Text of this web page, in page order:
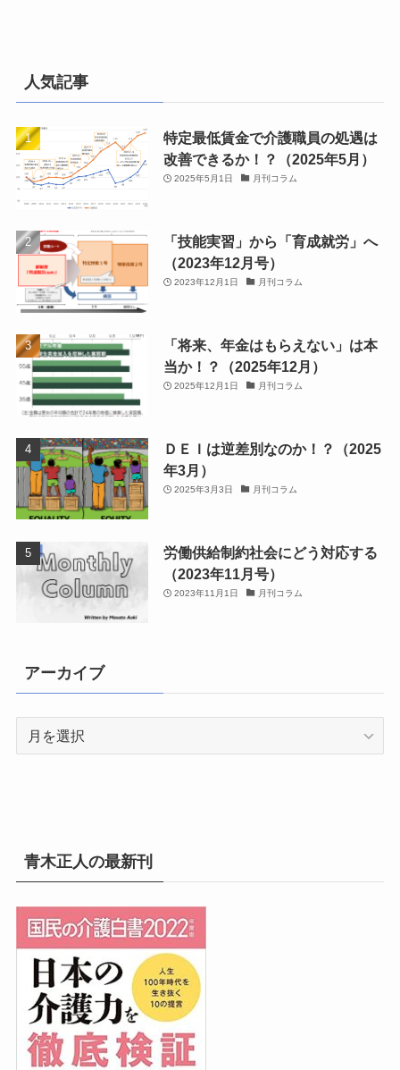
人気記事
特定最低賃金で介護職員の処遇は
改善できるか！？（2025年5月）
2025年5月1日 月刊コラム
「技能実習」から「育成就労」へ
（2023年12月号）
2023年12月1日 月刊コラム
「将来、年金はもらえない」は本
当か！？（2025年12月）
2025年12月1日 月刊コラム
ＤＥＩは逆差別なのか！？（2025
年3月）
2025年3月3日 月刊コラム
労働供給制約社会にどう対応する
（2023年11月号）
2023年11月1日 月刊コラム
アーカイブ
青木正人の最新刊